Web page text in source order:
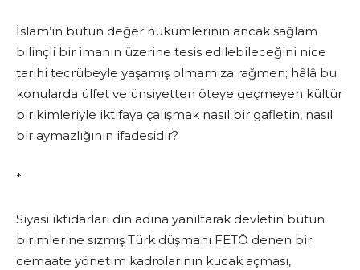
İslam’ın bütün değer hükümlerinin ancak sağlam
bilinçli bir imanın üzerine tesis edilebileceğini nice
tarihi tecrübeyle yaşamış olmamıza rağmen; hâlâ bu
konularda ülfet ve ünsiyetten öteye geçmeyen kültür
birikimleriyle iktifaya çalışmak nasıl bir gafletin, nasıl
bir aymazlığının ifadesidir?
*
Siyasi iktidarları din adına yanıltarak devletin bütün
birimlerine sızmış Türk düşmanı FETÖ denen bir
cemaate yönetim kadrolarının kucak açması,